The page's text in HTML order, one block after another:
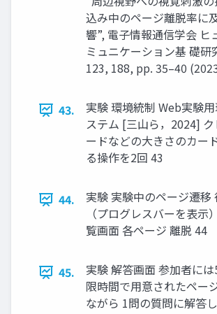
込み中のページ離脱率に
響”, 電子情報通信学会 ヒ
ミュニケーション基 礎研
123, 188, pp. 35–40
43.
実験 環境統制 Web実験
ステム [三山ら，2024] ク
ードなどの大きさのカー
る操作を2回 43
44.
実験 実験中のページ遷移
（プログレスバーを表示
覧画面 各ページ 離脱 44
45.
実験 解答画面 参加者に
限時間で用意されたペー
ながら 1問の質問に解答